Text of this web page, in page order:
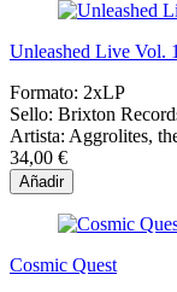
Unleashed Live Vol. 1
Formato: 2xLP
Sello: Brixton
Artista: Aggrolites,
34,00 €
Añadir
Cosmic Quest